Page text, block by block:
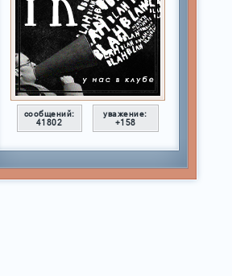
сообщений:
41802
уважение:
+158